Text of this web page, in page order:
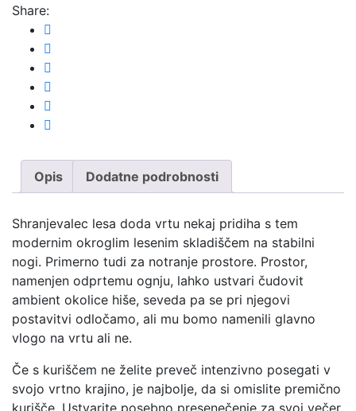
Share:
Opis Dodatne podrobnosti
Shranjevalec lesa doda vrtu nekaj pridiha s tem
modernim okroglim lesenim skladiščem na stabilni
nogi. Primerno tudi za notranje prostore. Prostor,
namenjen odprtemu ognju, lahko ustvari čudovit
ambient okolice hiše, seveda pa se pri njegovi
postavitvi odločamo, ali mu bomo namenili glavno
vlogo na vrtu ali ne.
Če s kuriščem ne želite preveč intenzivno posegati v
svojo vrtno krajino, je najbolje, da si omislite premično
kurišče. Ustvarite posebno presenečenje za svoj večer